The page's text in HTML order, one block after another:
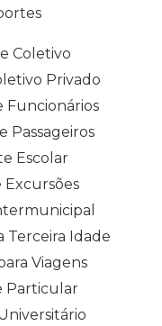
Coletivo
Privado
Funcionários
Passageiros
Escolar
Terceira Idade
Viagens
Particular